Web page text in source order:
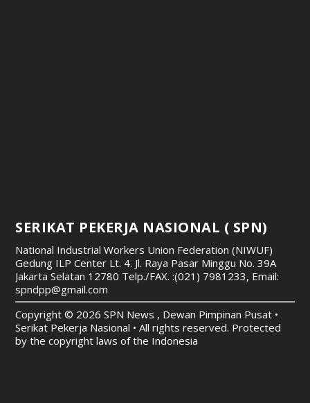
SERIKAT PEKERJA NASIONAL ( SPN)
National Industrial Workers Union Federation (NIWUF)
Gedung ILP Center Lt. 4. Jl. Raya Pasar Minggu No. 39A
Jakarta Selatan 12780 Telp./FAX. :(021) 7981233, Email:
spndpp@gmail.com
Copyright © 2026 SPN News , Dewan Pimpinan Pusat •
Serikat Pekerja Nasional • All rights reserved. Protected
by the copyright laws of the Indonesia